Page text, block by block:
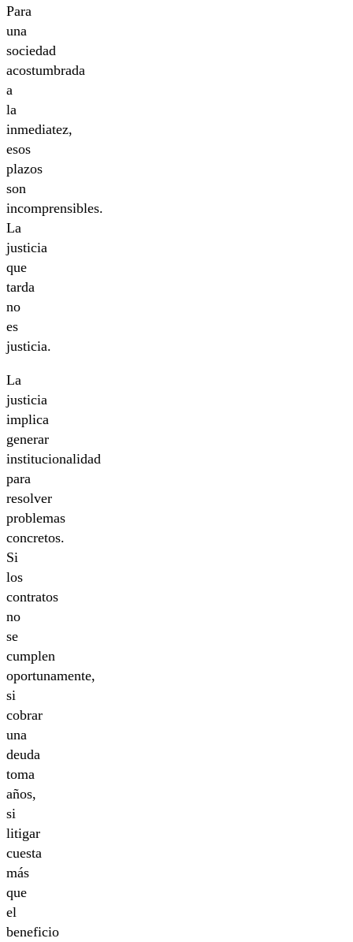
Para
una
sociedad
acostumbrada
a
la
inmediatez,
esos
plazos
son
incomprensibles.
La
justicia
que
tarda
no
es
justicia.
La
justicia
implica
generar
institucionalidad
para
resolver
problemas
concretos.
Si
los
contratos
no
se
cumplen
oportunamente,
si
cobrar
una
deuda
toma
años,
si
litigar
cuesta
más
que
el
beneficio